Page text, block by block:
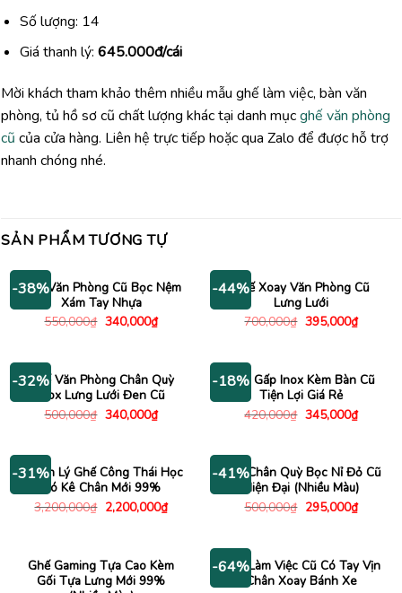
Số lượng: 14
Giá thanh lý: 645.000đ/cái
Mời khách tham khảo thêm nhiều mẫu ghếlàm việc, bàn văn
phòng, tủ hồsơcũ chấtlượng kháctại danh mụcghếvăn phòng
cũ của cửa hàng. Liên hệ trựctiếp hoặcqua Zalo để đượchỗtrợ
nhanh chóng nhé.
SẢN PHẨM TƯƠNG TỰ
-38%
Ghế Văn Phòng Cũ Bọc Nệm
Xám Tay Nhựa
550,000₫ Giá
340,000₫Giá
hiện
340,000₫.
-44%Ghế Xoay Văn Phòng Cũ
Lưng Lưới
700,000₫ Giá
395,000₫Giá
hiện
-32%
Ghế Văn Phòng Chân Quỳ
Inox Lưng Lưới Đen Cũ
500,000₫ Giá
340,000₫Giá
hiện
340,000₫.
-18%
Ghế Gấp Inox Kèm Bàn Cũ
Tiện Lợi Giá Rẻ
420,000₫ Giá
345,000₫Giá
hiện
-31%
Thanh Lý Ghế Công Thái Học
Có Kê Chân Mới 99%
3,200,000₫ Giá
gốc
2,200,000₫Giá
hiện
2,200,000₫.
-41%
Ghế Chân Quỳ Bọc Nỉ Đỏ Cũ
Hiện Đại (Nhiều Màu)
500,000₫ Giá
295,000₫Giá
hiện
Ghế Gaming Tựa Cao Kèm
Gối Tựa Lưng Mới 99%
-64%
Ghế Làm Việc Cũ Có Tay Vịn
Chân Xoay Bánh Xe